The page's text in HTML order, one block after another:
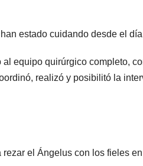
estado cuidando desde el
equipo quirúrgico completo,
realizó y posibilitó la
el Ángelus con los fieles